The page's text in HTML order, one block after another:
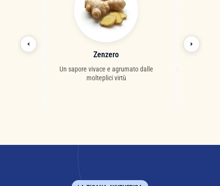
Zenzero
Un sapore vivace e agrumato dalle
molteplici virtù